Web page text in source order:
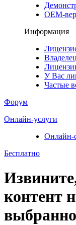
ОЕМ-
Информация
У Вас
Частые
Форум
Онлайн-услуги
Онлайн-
Бесплатно
контент